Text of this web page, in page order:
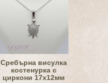
Сребърна висулка
костенурка с
циркони 17х12мм